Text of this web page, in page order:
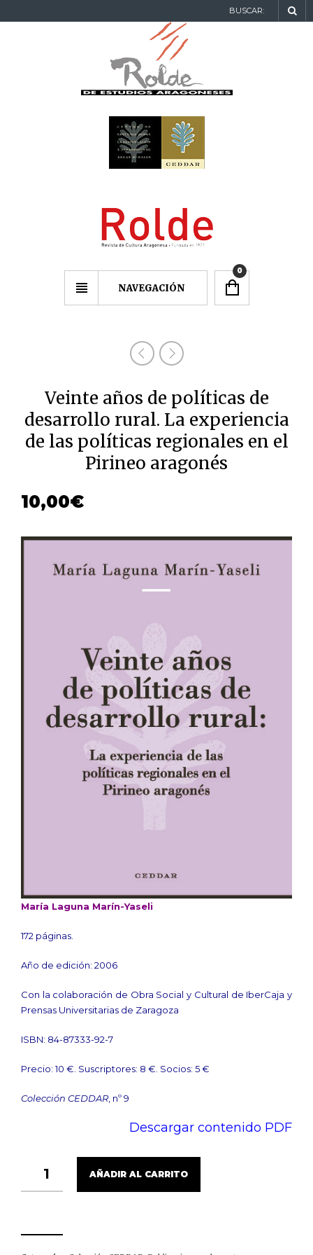
BUSCAR:
NAVEGACIÓN
0
Veinte años de políticas de
desarrollo rural. La experiencia
de las políticas regionales en el
Pirineo aragonés
10,00€
María Laguna Marín-Yaseli
172 páginas.
Año de edición: 2006
Con la colaboración de Obra Social y Cultural de IberCaja y
Prensas Universitarias de Zaragoza
ISBN: 84-87333-92-7
Precio: 10 €. Suscriptores: 8 €. Socios: 5 €
Colección CEDDAR, nº 9
Descargar contenido PDF
DE
AÑADIR AL CARRITO